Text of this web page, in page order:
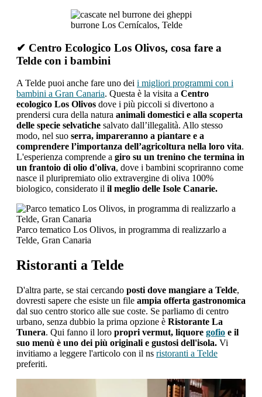
burrone Los Cernícalos, Telde
✔ Centro Ecologico Los Olivos, cosa fare a
Telde con i bambini
A Telde puoi anche fare uno dei i migliori programmi con i
bambini a Gran Canaria. Questa è la visita a Centro
ecologico Los Olivos dove i più piccoli si divertono a
prendersi cura della natura animali domestici e alla scoperta
delle specie selvatiche salvato dall’illegalità. Allo stesso
modo, nel suo serra, impareranno a piantare e a
comprendere l’importanza dell’agricoltura nella loro vita.
L'esperienza comprende a giro su un trenino che termina in
un frantoio di olio d'oliva, dove i bambini scopriranno come
nasce il pluripremiato olio extravergine di oliva 100%
biologico, considerato il il meglio delle Isole Canarie.
Parco tematico Los Olivos, in programma di realizzarlo a
Telde, Gran Canaria
Ristoranti a Telde
D'altra parte, se stai cercando posti dove mangiare a Telde,
dovresti sapere che esiste un file ampia offerta gastronomica
dal suo centro storico alle sue coste. Se parliamo di centro
urbano, senza dubbio la prima opzione è Ristorante La
Tunera. Qui fanno il loro propri vermut, liquore gofio e il
suo menù è uno dei più originali e gustosi dell'isola. Vi
invitiamo a leggere l'articolo con il ns ristoranti a Telde
preferiti.